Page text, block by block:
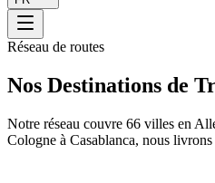
Réseau de routes
Nos Destinations de
Notre réseau couvre 66 villes en
Cologne à Casablanca, nous